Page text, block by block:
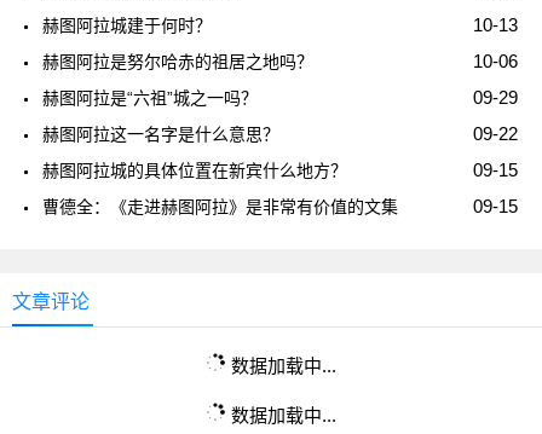
10-13
赫图阿拉城建于何时？
10-06
赫图阿拉是努尔哈赤的祖居之地吗？
09-29
赫图阿拉是“六祖”城之一吗？
09-22
赫图阿拉这一名字是什么意思？
09-15
赫图阿拉城的具体位置在新宾什么地方？
09-15
曹德全：《走进赫图阿拉》是非常有价值的文集
文章评论
数据加载中...
数据加载中...